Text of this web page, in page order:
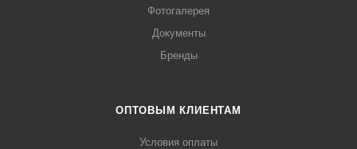
Фотогалерея
Документы
Бренды
ОПТОВЫМ КЛИЕНТАМ
Условия оплаты